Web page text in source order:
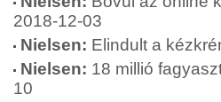
2018-12-03
Nielsen: Elindult a
Nielsen: 18 millió
10